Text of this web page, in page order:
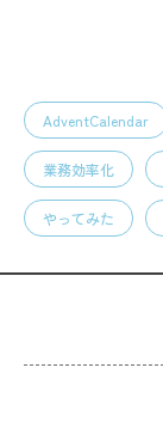
AdventCalendar
業務効率化
やってみた